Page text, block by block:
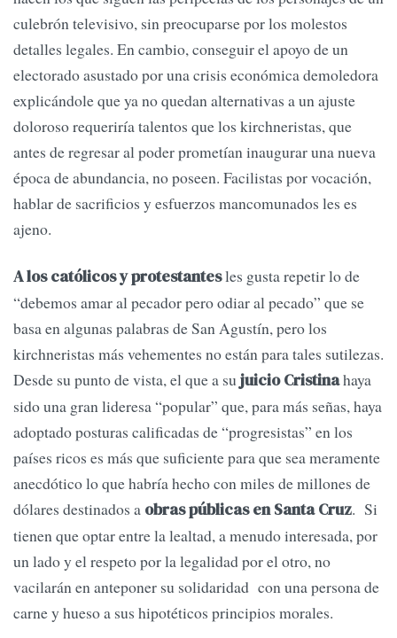
culebrón televisivo, sin preocuparse por los molestos
detalles legales. En cambio, conseguir el apoyo de un
electorado asustado por una crisis económica demoledora
explicándole que ya no quedan alternativas a un ajuste
doloroso requeriría talentos que los kirchneristas, que
antes de regresar al poder prometían inaugurar una nueva
época de abundancia, no poseen. Facilistas por vocación,
hablar de sacrificios y esfuerzos mancomunados les es
ajeno.
A los católicos y protestantesles gusta repetir lo de
“debemos amar al pecador pero odiar al pecado” que se
basa en algunas palabras de San Agustín, pero los
kirchneristas más vehementes no están para tales sutilezas.
Desde su punto de vista, el que a sujuicio Cristinahaya
sido una gran lideresa “popular” que, para más señas, haya
adoptado posturas calificadas de “progresistas” en los
países ricos es más que suficiente para que sea meramente
anecdótico lo que habría hecho con miles de millones de
dólares destinados a obras públicas en Santa Cruz. Si
tienen que optar entre la lealtad, a menudo interesada, por
un lado y el respeto por la legalidad por el otro, no
vacilarán en anteponer su solidaridad con una persona de
carne y hueso a sus hipotéticos principios morales.